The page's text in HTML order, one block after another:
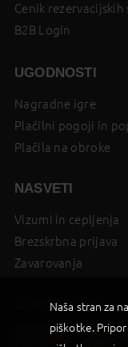
Cenik rezervacijskih
B2B Login
UGODNOSTI
Nagradne igre
Plačilni pogoji in
Plačila na obroke
NASVETI
Vizumi in cepljenja
Brezskrbna prijava
Zavarovanja
CERTIFIKATI
Naša stran za
piškotke.